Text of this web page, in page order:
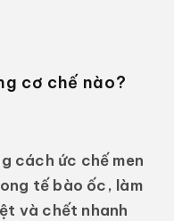
cơ chế nào?
cách ức chế men
tế bào ốc, làm
và chết nhanh